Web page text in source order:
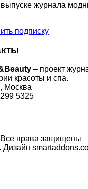
журнала
подписку
– проект
красоты и спа.
Москва
5325
Все права защищены
Дизайн